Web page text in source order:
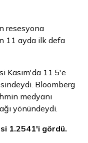
resesyona
11 ayda ilk defa
Kasım'da 11.5'e
Bloomberg
medyanı
yönündeydi.
1.2541'i gördü.